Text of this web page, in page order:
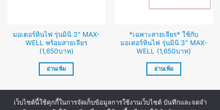
มอเตอร์หินไฟ รุ่นมินิ 3″ MAX-
WELL พร้อมสายเจียร
(1,650บาท)
อ่านเพิ่ม
*เฉพาะสายเจียร* ใช้กับ
มอเตอร์หินไฟ รุ่นมินิ 3″ MAX-
WELL (1,650บาท)
อ่านเพิ่ม
เว็บไซต์นี้ใช้คุกกี้ในการจัดเก็บข้อมูลการใช้งานเว็บไซต์ บันทึกและจดจำ